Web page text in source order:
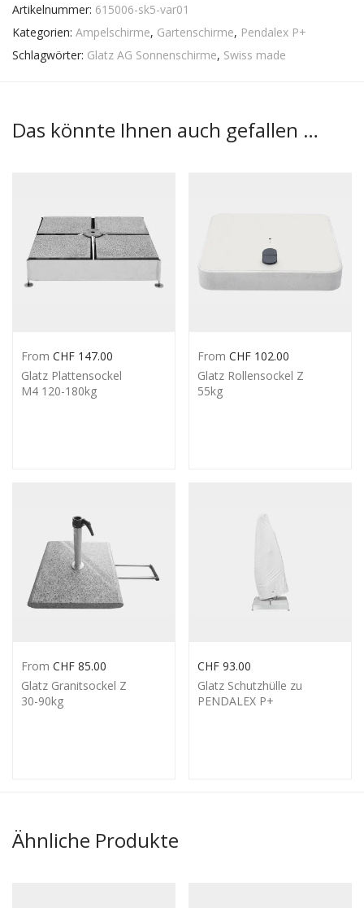
Artikelnummer: 615006-sk5-var01
Kategorien: Ampelschirme, Gartenschirme, Pendalex P+
Schlagwörter: Glatz AG Sonnenschirme, Swiss made
Das könnte Ihnen auch gefallen …
Glatz Plattensockel
M4 120-180kg
From CHF 147.00
Glatz Rollensockel Z
55kg
From CHF 102.00
Glatz Granitsockel Z
30-90kg
From CHF 85.00
Glatz Schutzhülle zu
PENDALEX P+
CHF 93.00
Ähnliche Produkte